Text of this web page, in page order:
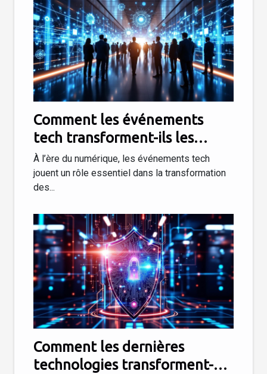
Comment les événements
tech transforment-ils les
stratégies d'entreprise ?
À l’ère du numérique, les événements tech
jouent un rôle essentiel dans la transformation
des...
Comment les dernières
technologies transforment-